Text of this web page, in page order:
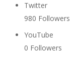
Twitter
980 Followers
YouTube
0 Followers